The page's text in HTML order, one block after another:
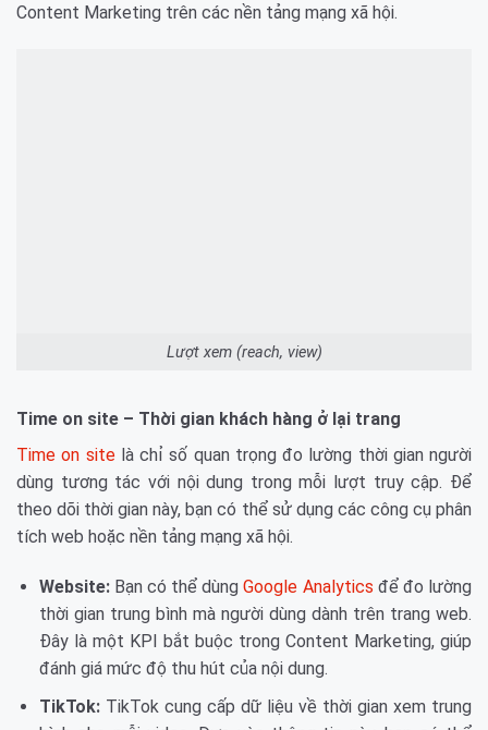
Content Marketing trên các nền tảng mạng xã hội.
Lượt xem (reach, view)
Time on site – Thời gian khách hàng ở lại trang
Time on sitelà chỉ số quan trọng đo lường thời gian người
dùng tương tác với nội dung trong mỗi lượt truy cập. Để
theo dõi thời gian này, bạn có thể sử dụng các công cụ phân
tích web hoặc nền tảng mạng xã hội.
Website:Bạn có thể dùngGoogle Analytics để đo lường
thời gian trung bình mà người dùng dành trên trang web.
Đây là một KPI bắt buộc trong Content Marketing, giúp
đánh giá mức độ thu hút của nội dung.
TikTok: TikTok cung cấp dữ liệu về thời gian xem trung